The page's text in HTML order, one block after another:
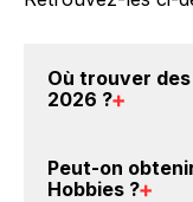
Où trouver des
2026 ?
promo chez
Peut-on
Hobbies ?